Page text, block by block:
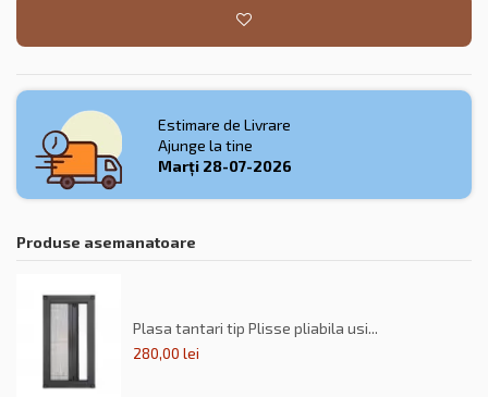
Estimare de Livrare
Ajunge la tine
Marți 28-07-2026
Produse asemanatoare
Plasa tantari tip Plisse pliabila usi...
280,00 lei